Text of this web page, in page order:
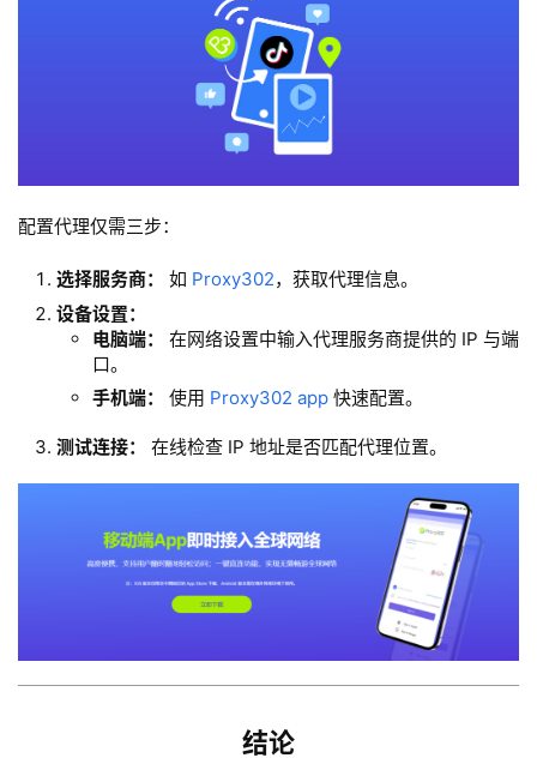
配置代理仅需三步：
选择服务商： 如 Proxy302，获取代理信息。
设备设置：
电脑端：
在网络设置中输入代理服务商提供的 IP 与端
口。
手机端：
使用 Proxy302 app 快速配置。
测试连接： 在线检查 IP 地址是否匹配代理位置。
结论